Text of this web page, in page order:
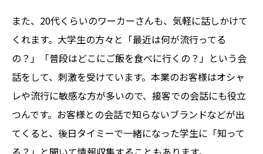
また、20代くらいのワーカーさんも、気軽に話しかけて
くれます。大学生の方々と「最近は何が流行ってる
の？」「普段はどこにご飯を食べに行くの？」という会
話をして、刺激を受けています。本業のお客様はオシャ
レや流行に敏感な方が多いので、接客での会話にも役立
つんです。お客様との会話で知らないブランドなどが出
てくると、後日タイミーで一緒になった学生に「知って